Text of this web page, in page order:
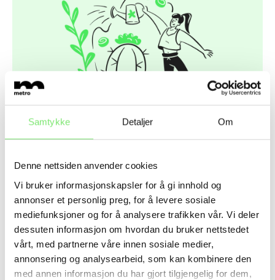
Samtykke Detaljer Om
Denne nettsiden anvender cookies
Vi bruker informasjonskapsler for å gi innhold og
annonser et personlig preg, for å levere sosiale
mediefunksjoner og for å analysere trafikken vår. Vi deler
dessuten informasjon om hvordan du bruker nettstedet
vårt, med partnerne våre innen sosiale medier,
annonsering og analysearbeid, som kan kombinere den
med annen informasjon du har gjort tilgjengelig for dem,
Vi hjelper deg fra strategi til handling,
fra idé til resultater – for å skape vekst
og verdi. Alt vi gjør handler om én ting:
Mer av det som virker.